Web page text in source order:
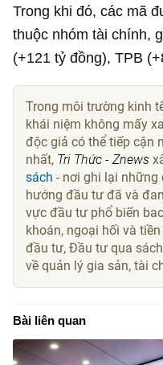
Trong khi đó, các mã
thuộc nhóm tài chính,
(+121 tỷ đồng), TPB (+
Trong môi trường kinh
khái niệm không mấy
độc giả có thể tiếp cận
nhất, Tri Thức - Znews
sách - nơi ghi lại những
hướng đầu tư đã và
vực đầu tư phổ biến
khoán, ngoại hối và
đầu tư, Đầu tư qua
về quản lý gia sản, tài
Bài liên quan